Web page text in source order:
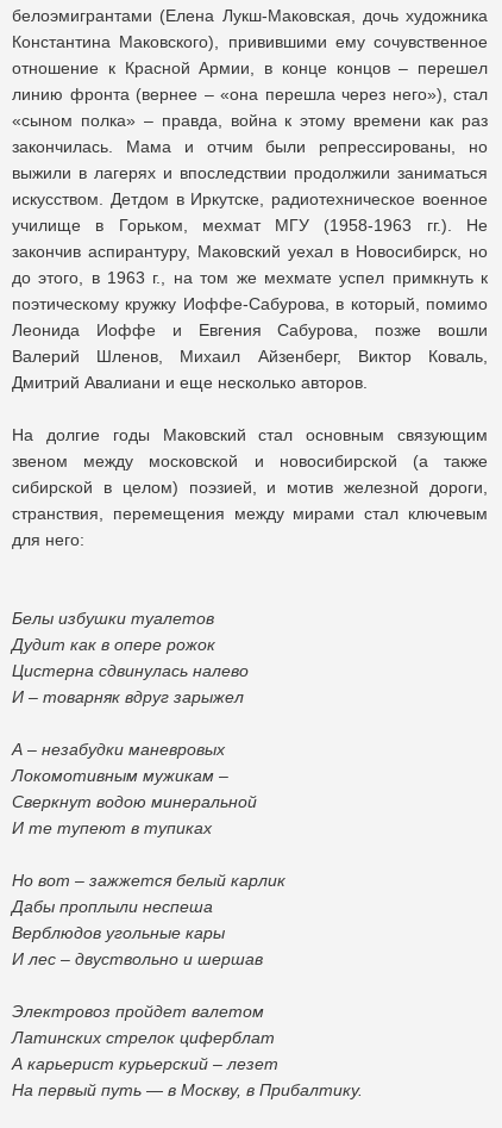
белоэмигрантами (Елена Лукш-Маковская, дочь художника
Константина Маковского), привившими ему сочувственное
отношение к Красной Армии, в конце концов – перешел
линию фронта (вернее – «она перешла через него»), стал
«сыном полка» – правда, война к этому времени как раз
закончилась. Мама и отчим были репрессированы, но
выжили в лагерях и впоследствии продолжили заниматься
искусством. Детдом в Иркутске, радиотехническое военное
училище в Горьком, мехмат МГУ (1958-1963 гг.). Не
закончив аспирантуру, Маковский уехал в Новосибирск, но
до этого, в 1963 г., на том же мехмате успел примкнуть к
поэтическому кружку Иоффе-Сабурова, в который, помимо
Леонида Иоффе и Евгения Сабурова, позже вошли
Валерий Шленов, Михаил Айзенберг, Виктор Коваль,
Дмитрий Авалиани и еще несколько авторов.
На долгие годы Маковский стал основным связующим
звеном между московской и новосибирской (а также
сибирской в целом) поэзией, и мотив железной дороги,
странствия, перемещения между мирами стал ключевым
для него:
Белы избушки туалетов
Дудит как в опере рожок
Цистерна сдвинулась налево
И – товарняк вдруг зарыжел
А – незабудки маневровых
Локомотивным мужикам –
Сверкнут водою минеральной
И те тупеют в тупиках
Но вот – зажжется белый карлик
Дабы проплыли неспеша
Верблюдов угольные кары
И лес – двуствольно и шершав
Электровоз пройдет валетом
Латинских стрелок циферблат
А карьерист курьерский – лезет
На первый путь — в Москву, в Прибалтику.